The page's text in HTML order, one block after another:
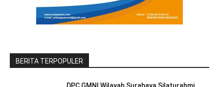
BERITA TERPOPULER